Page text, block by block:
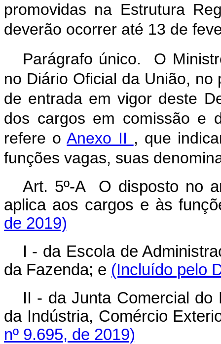
promovidas na Estrutura
deverão ocorrer até 13 de
Parágrafo único. O
no Diário Oficial da União,
de entrada em vigor deste
dos cargos em comissão e
refere oAnexo II , que
funções vagas, suas
Art. 5º-A O disposto no
aplica aos cargos e às
de 2019)
I - da Escola de
da Fazenda; e (Incluído pelo
II - da Junta Comercial do
da Indústria, Comércio
nº 9.695, de 2019)